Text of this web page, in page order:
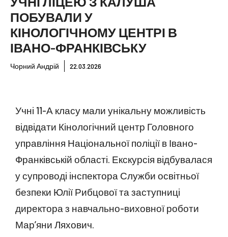
ПОБУВАЛИ У
КІНОЛОГІЧНОМУ ЦЕНТРІ В
ІВАНО-ФРАНКІВСЬКУ
Чорний Андрій 22.03.2026
Учні 11-А класу мали унікальну можливість
відвідати Кінологічний центр Головного
управління Національної поліції в Івано-
Франківській області. Екскурсія відбувалася
у супроводі інспектора Служби освітньої
безпеки Юлії Рибцової та заступниці
директора з навчально-виховної роботи
Мар’яни Ляхович.